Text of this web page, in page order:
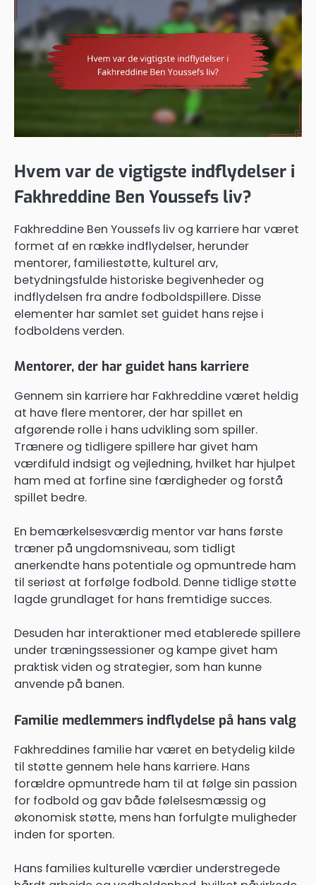
Hvem var de vigtigste indflydelser i
Fakhreddine Ben Youssefs liv?
Fakhreddine Ben Youssefs liv og karriere har været
formet af en række indflydelser, herunder
mentorer, familiestøtte, kulturel arv,
betydningsfulde historiske begivenheder og
indflydelsen fra andre fodboldspillere. Disse
elementer har samlet set guidet hans rejse i
fodboldens verden.
Mentorer, der har guidet hans karriere
Gennem sin karriere har Fakhreddine været heldig
at have flere mentorer, der har spillet en
afgørende rolle i hans udvikling som spiller.
Trænere og tidligere spillere har givet ham
værdifuld indsigt og vejledning, hvilket har hjulpet
ham med at forfine sine færdigheder og forstå
spillet bedre.
En bemærkelsesværdig mentor var hans første
træner på ungdomsniveau, som tidligt
anerkendte hans potentiale og opmuntrede ham
til seriøst at forfølge fodbold. Denne tidlige støtte
lagde grundlaget for hans fremtidige succes.
Desuden har interaktioner med etablerede spillere
under træningssessioner og kampe givet ham
praktisk viden og strategier, som han kunne
anvende på banen.
Familie medlemmers indflydelse på hans valg
Fakhreddines familie har været en betydelig kilde
til støtte gennem hele hans karriere. Hans
forældre opmuntrede ham til at følge sin passion
for fodbold og gav både følelsesmæssig og
økonomisk støtte, mens han forfulgte muligheder
inden for sporten.
Hans families kulturelle værdier understregede